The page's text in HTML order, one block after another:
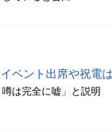
ベント出席や祝電は
は完全に嘘」と説明